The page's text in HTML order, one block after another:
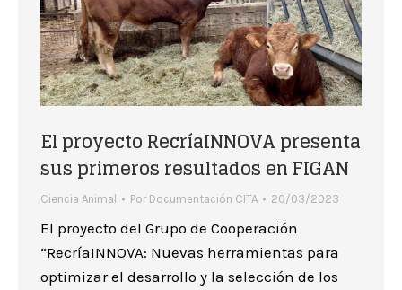
El proyecto RecríaINNOVA presenta
sus primeros resultados en FIGAN
Ciencia Animal Por Documentación CITA 20/03/2023
El proyecto del Grupo de Cooperación
“RecríaINNOVA: Nuevas herramientas para
optimizar el desarrollo y la selección de los